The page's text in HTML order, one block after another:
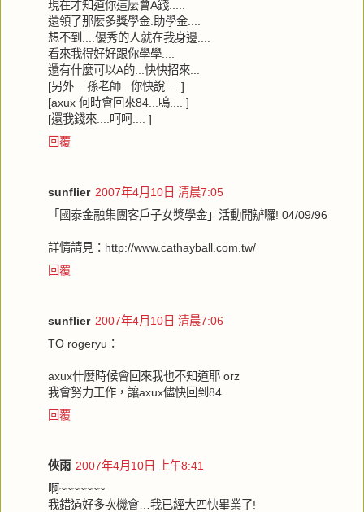
現在才知道你這麼會A錢.....
還領了那麼多獎學金.助學金....
想不到....優秀的人就在我身邊....
看來我得好好跟你學學....
還有什麼可以A的...快快招來...
[另外....孫老師...你快說.... ]
[axux 何時會回來84...嗚.... ]
[還我錢來....呵呵.... ]
回覆
sunflier 2007年4月10日 清晨7:05
「國泰金融集團客戶子女獎學金」活動開辦囉! 04/09/96
詳情請見：http://www.cathayball.com.tw/
回覆
sunflier 2007年4月10日 清晨7:06
TO rogeryu：
axux什麼時候會回來我也不知道耶 orz
我會努力工作，讓axux儘快回到84
回覆
俠雨 2007年4月10日 上午8:41
啊~~~~~~~
我錯過好多次機會…我已經大四快畢業了!